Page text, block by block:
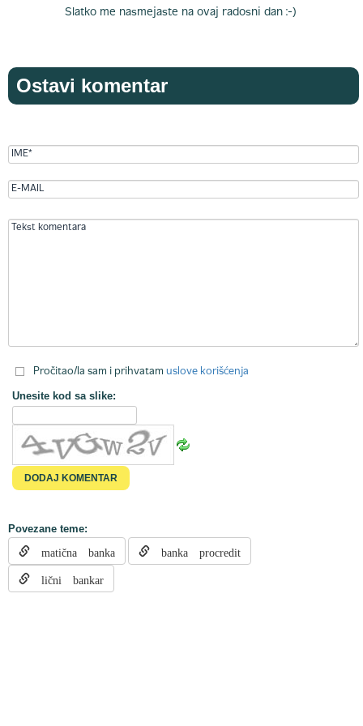
Slatko me nasmejaste na ovaj radosni dan :-)
Ostavi komentar
Pročitao/la sam i prihvatam uslove korišćenja
Unesite kod sa slike:
Povezane teme:
matična banka banka procredit
lični bankar